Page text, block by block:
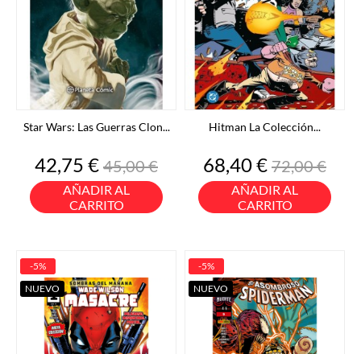
Star Wars: Las Guerras Clon...
Precio
42,75 €Precio
base
45,00 €
AÑADIR AL
CARRITO
Hitman La Colección...
Precio
68,40 €Precio
base
72,00 €
AÑADIR AL
CARRITO
-5%
NUEVO
-5%
NUEVO